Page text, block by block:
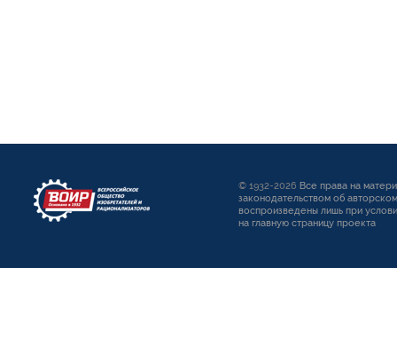
© 1932-2026 Все права на
законодательством об
воспроизведены лишь при
на главную страницу проекта